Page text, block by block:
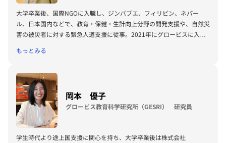
る。また、グロービス経営大学院にて日本・アジア企業のグローバル化
戦略、企業家リーダーシップなどの教鞭を執る。GLOBIS学び放題×知
見録にて、コラム『氣と経営』を連載している。
大学卒業後、国際NGOに入職し、ジンバブエ、フィリピン、ネパー
ル、日本国内などで、教育・保健・生計向上分野の開発支援や、自然災
害の被災者に対する緊急人道支援に従事。2021年にグロービスに入社
候補の育成に携わる。現在は、KIBOW社会投資ファンドのインベスト
オン支援を行うほか、グロービス経営大学院の在校生・卒業生向け投資
ファンド「G-Challengeファンド」のファンドマネージャーも務める。
国際基督教大学教養学部卒業。esade Business School MBA修了。
もっとみる
岡本 優子
グロービス教育科学研究所（GESRI） 研究員
学生時代より途上国支援に関心を持ち、大学卒業後は株式会社